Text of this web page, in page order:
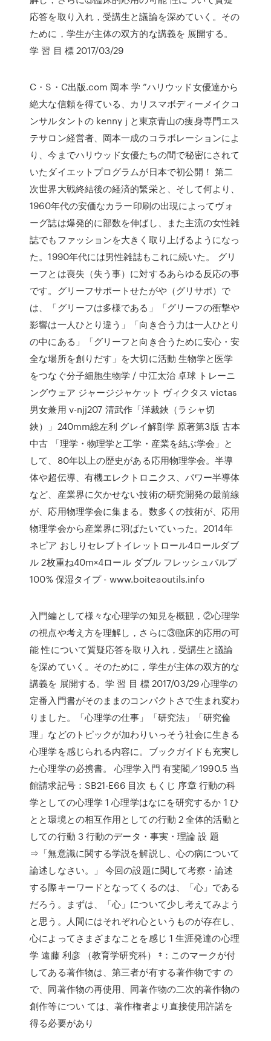
応答を取り入れ，受講生と議論を深めていく。その
ために，学生が主体の双方的な講義を 展開する。
学 習 目 標 2017/03/29
C・S・C出版.com 岡本 学 ”ハリウッド女優達から
絶大な信頼を得ている、カリスマボディーメイクコ
ンサルタントの kenny j と東京青山の痩身専門エス
テサロン経営者、岡本一成のコラボレーションによ
り、今までハリウッド女優たちの間で秘密にされて
いたダイエットプログラムが日本で初公開！ 第二
次世界大戦終結後の経済的繁栄と、そして何より、
1960年代の安価なカラー印刷の出現によってヴォ
ーグ誌は爆発的に部数を伸ばし、また主流の女性雑
誌でもファッションを大きく取り上げるようになっ
た。1990年代には男性雑誌もこれに続いた。 グリ
ーフとは喪失（失う事）に対するあらゆる反応の事
です。グリーフサポートせたがや（グリサポ）で
は、「グリーフは多様である」「グリーフの衝撃や
影響は一人ひとり違う」「向き合う力は一人ひとり
の中にある」「グリーフと向き合うために安心・安
全な場所を創りだす」を大切に活動 生物学と医学
をつなぐ分子細胞生物学 / 中江太治 卓球 トレーニ
ングウェア ジャージジャケット ヴィクタス victas
男女兼用 v-njj207 清武作「洋裁鋏（ラシャ切
鋏）」240mm総左利 グレイ解剖学 原著第3版 古本
中古 「理学・物理学と工学・産業を結ぶ学会」と
して、80年以上の歴史がある応用物理学会。半導
体や超伝導、有機エレクトロニクス、パワー半導体
など、産業界に欠かせない技術の研究開発の最前線
が、応用物理学会に集まる。数多くの技術が、応用
物理学会から産業界に羽ばたいていった。2014年
ネピア おしりセレブトイレットロール4ロールダブ
ル 2枚重ね40m×4ロール ダブル フレッシュパルプ
100% 保湿タイプ - www.boiteaoutils.info
入門編として様々な心理学の知見を概観，②心理学
の視点や考え方を理解し，さらに③臨床的応用の可
能 性について質疑応答を取り入れ，受講生と議論
を深めていく。そのために，学生が主体の双方的な
講義を 展開する。学 習 目 標 2017/03/29 心理学の
定番入門書がそのままのコンパクトさで生まれ変わ
りました。「心理学の仕事」「研究法」「研究倫
理」などのトピックが加わりいっそう社会に生きる
心理学を感じられる内容に。ブックガイドも充実し
た心理学の必携書。 心理学入門 有斐閣／1990.5 当
館請求記号：SB21-E66 目次 もくじ 序章 行動の科
学としての心理学 1 心理学はなにを研究するか 1 ひ
とと環境との相互作用としての行動 2 全体的活動と
しての行動 3 行動のデータ・事実・理論 設 題
⇒「無意識に関する学説を解説し、心の病について
論述しなさい。」 今回の設題に関して考察・論述
する際キーワードとなってくるのは、「心」である
だろう。まずは、「心」について少し考えてみよう
と思う。人間にはそれぞれ心というものが存在し、
心によってさまざまなことを感じ 1 生涯発達の心理
学 遠藤 利彦 （教育学研究科） ‡：このマークが付
してある著作物は、第三者が有する著作物です の
で、同著作物の再使用、同著作物の二次的著作物の
創作等につい ては、著作権者より直接使用許諾を
得る必要があり